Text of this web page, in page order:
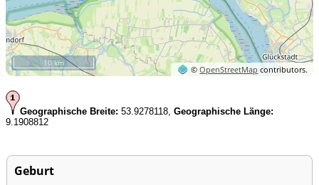
©OpenStreetMap contributors.
10 km
Geographische Breite: 53.9278118, Geographische Länge:
9.1908812
Geburt